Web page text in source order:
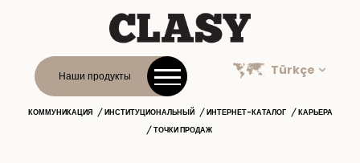
Наши продукты Türkçe
КОММУНИКАЦИЯ ИНСТИТУЦИОНАЛЬНЫЙ ИНТЕРНЕТ-КАТАЛОГ
КАРЬЕРА
ТОЧКИ ПРОДАЖ